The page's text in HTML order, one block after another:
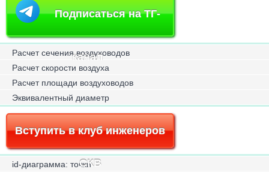
Подписаться на ТГ-
канал
Расчет сечения воздуховодов
Расчет скорости воздуха
Расчет площади воздуховодов
Эквивалентный диаметр
Вступить в клуб инженеров
СКВ
id-диаграмма: точки